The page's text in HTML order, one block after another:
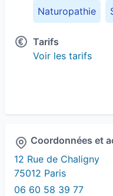
Naturopathie
Tarifs
Voir les tarifs
Coordonnées et
12 Rue de Chaligny
75012 Paris
06 60 58 39 77